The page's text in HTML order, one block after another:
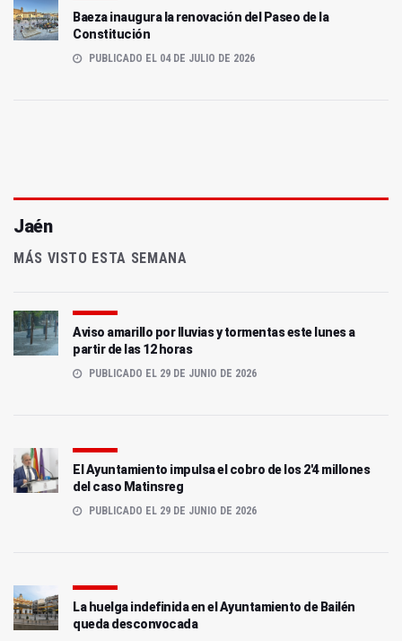
Baeza inaugura la renovación del Paseo de la
Constitución
PUBLICADO EL 04 DE JULIO DE 2026
Jaén
MÁS VISTO ESTA SEMANA
Aviso amarillo por lluvias y tormentas este lunes a
partir de las 12 horas
PUBLICADO EL 29 DE JUNIO DE 2026
El Ayuntamiento impulsa el cobro de los 2'4 millones
del caso Matinsreg
PUBLICADO EL 29 DE JUNIO DE 2026
La huelga indefinida en el Ayuntamiento de Bailén
queda desconvocada